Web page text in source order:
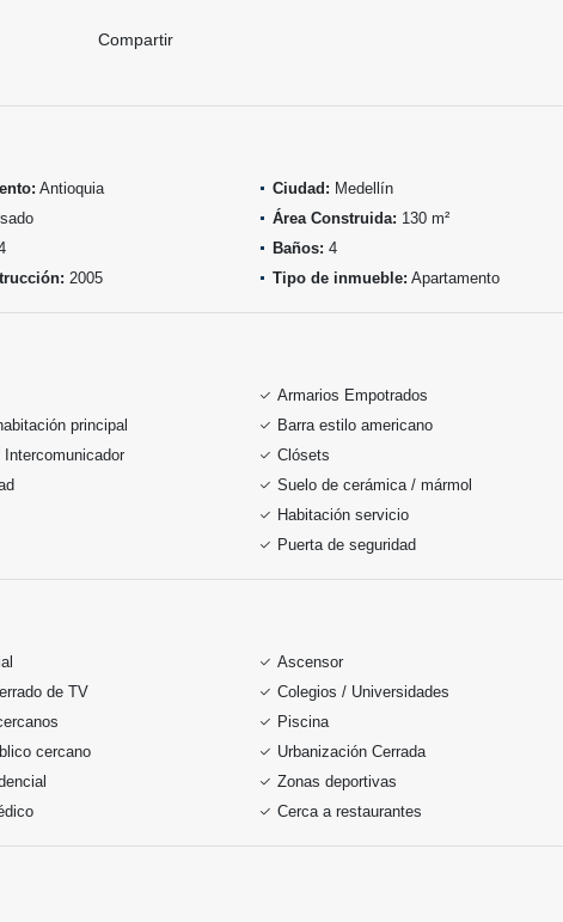
Compartir
Antioquia Ciudad: Medellín
Área Construida: 130 m²
Baños: 4
2005 Tipo de inmueble: Apartamento
Armarios Empotrados
principal Barra estilo americano
Clósets
Suelo de cerámica / mármol
Habitación servicio
Puerta de seguridad
Ascensor
de TV Colegios / Universidades
Piscina
cercano Urbanización Cerrada
Zonas deportivas
Cerca a restaurantes